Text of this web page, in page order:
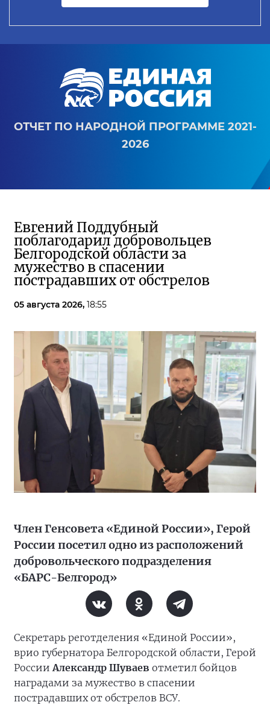
ОТЧЕТ ПО НАРОДНОЙ ПРОГРАММЕ 2021-
2026
Евгений Поддубный
поблагодарил добровольцев
Белгородской области за
мужество в спасении
пострадавших от обстрелов
05 августа 2026, 18:55
Член Генсовета «Единой России», Герой
России посетил одно из расположений
добровольческого подразделения
«БАРС-Белгород»
Секретарь реготделения «Единой России»,
врио губернатора Белгородской области, Герой
РоссииАлександр Шуваев отметил бойцов
наградами за мужество в спасении
пострадавших от обстрелов ВСУ.